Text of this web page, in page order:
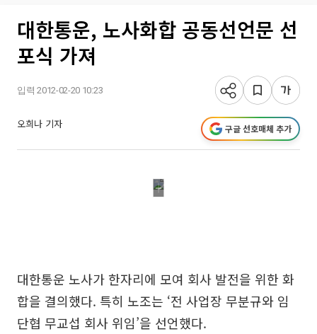
대한통운, 노사화합 공동선언문 선
포식 가져
입력 2012-02-20 10:23
오희나 기자 구글 선호매체 추가
대한통운 노사가 한자리에 모여 회사 발전을 위한 화
합을 결의했다. 특히 노조는 ‘전 사업장 무분규와 임
단협 무교섭 회사 위임’을 선언했다.